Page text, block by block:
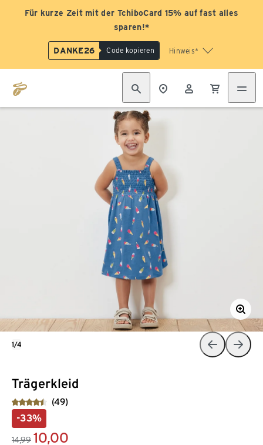
Für kurze Zeit mit der TchiboCard 15% auf fast alles
sparen!*
DANKE26 Code kopieren Hinweis*
Trägerkleid
(49)
-33%
14,99 10,00
1/4